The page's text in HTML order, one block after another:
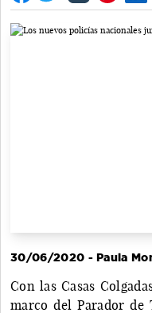
30/06/2020 - Paula
Con las Casas
marco del Parador de